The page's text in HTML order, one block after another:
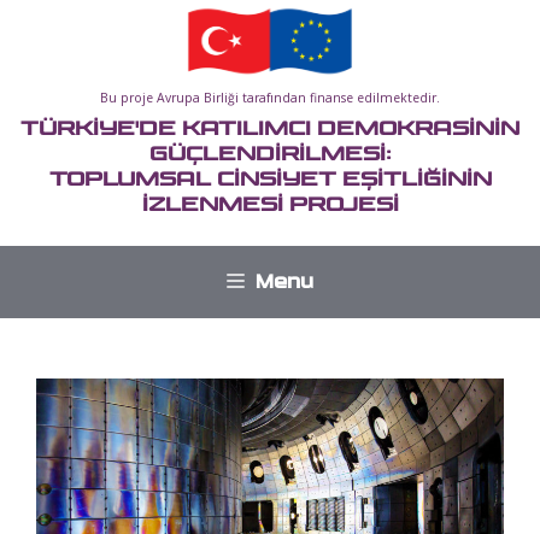
Bu proje Avrupa Birliği tarafından finanse edilmektedir.
TÜRKİYE'DE KATILIMCI DEMOKRASİNİN
GÜÇLENDİRİLMESİ:
TOPLUMSAL CİNSİYET EŞİTLİĞİNİN
İZLENMESİ PROJESİ
Menu